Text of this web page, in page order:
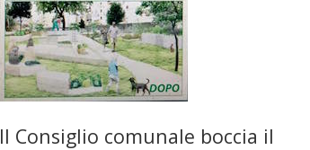
Il Consiglio comunale boccia il